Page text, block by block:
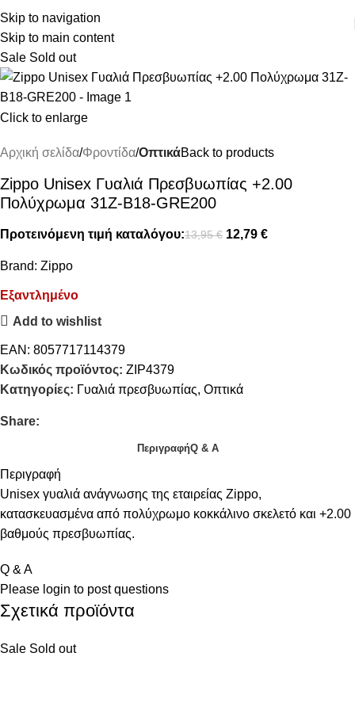
Skip to navigation
Skip to main content
ΔΩΡΕΑΝ ΜΕΤΑΦΟΡΙΚΑ ΑΝΩ ΤΩΝ 45€
Sale Sold out
Click to enlarge
Αρχική σελίδα Φροντίδα ΟπτικάBack to products
Zippo Unisex Γυαλιά Πρεσβυωπίας +2.00
Πολύχρωμα 31Z-B18-GRE200
Προτεινόμενη τιμή καταλόγου:13,95€ 12,79 €
Brand: Zippo
Εξαντλημένο
Add to wishlist
EAN: 8057717114379
Κωδικός προϊόντος: ZIP4379
Κατηγορίες: Γυαλιά πρεσβυωπίας, Οπτικά
Share:
ΠεριγραφήQ & A
Περιγραφή
Unisex γυαλιά ανάγνωσης της εταιρείας Zippo,
κατασκευασμένα από πολύχρωμο κοκκάλινο σκελετό και +2.00
βαθμούς πρεσβυωπίας.
Q & A
Please login to post questions
Σχετικά προϊόντα
Sale Sold out